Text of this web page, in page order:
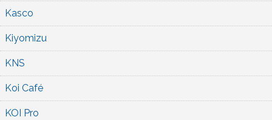
Kasco
Kiyomizu
KNS
Koi Café
KOI Pro